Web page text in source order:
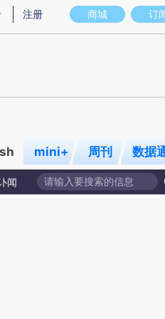
图存在偏差。不代表财新观点和立场
商城 订
注册
mini+ 周刊 数据
闻